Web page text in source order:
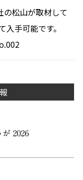
の松山が取材して
手可能です。
2026